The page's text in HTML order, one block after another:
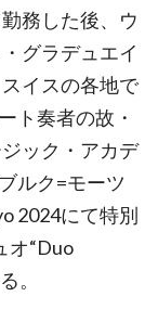
務した後、ウ
グラデュエイ
イスの各地で
ト奏者の故・
ック・アカデ
ルク=モーツ
2024にて特別
オ“Duo
。